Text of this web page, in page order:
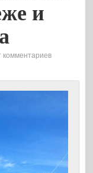
и
комментариев